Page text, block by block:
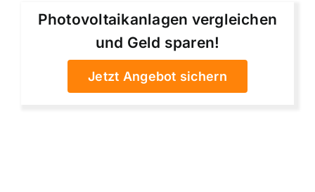
Photovoltaikanlagen vergleichen
und Geld sparen!
Jetzt Angebot sichern